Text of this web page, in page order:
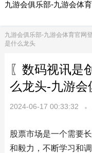
九游会俱乐部-九游会体
九游会俱乐部-九游会体育官网
是什么龙头
〖数码视讯是
么龙头-九游会
2024-06-17 00:33:32
股票市场是一个需要
和毅力，不断学习和